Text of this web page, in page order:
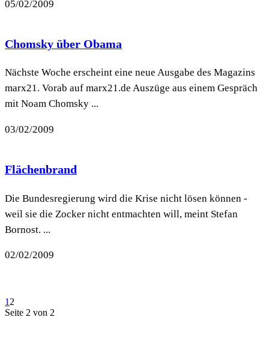
05/02/2009
Chomsky über Obama
Nächste Woche erscheint eine neue Ausgabe des Magazins
marx21. Vorab auf marx21.de Auszüge aus einem Gespräch
mit Noam Chomsky ...
03/02/2009
Flächenbrand
Die Bundesregierung wird die Krise nicht lösen können -
weil sie die Zocker nicht entmachten will, meint Stefan
Bornost. ...
02/02/2009
1 2
Seite 2 von 2